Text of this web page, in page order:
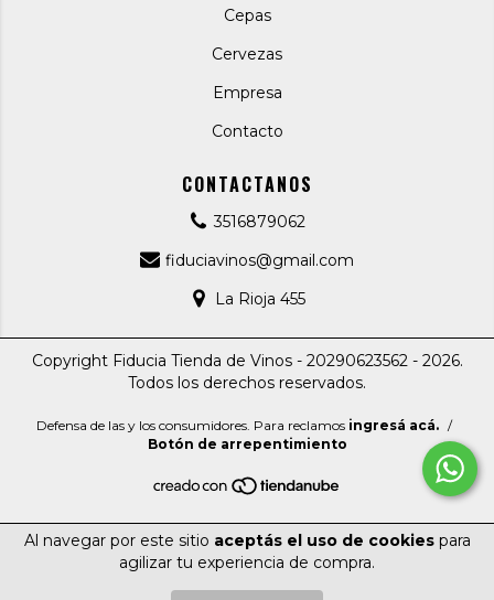
Al navegar por este sitio aceptás el uso de cookiespara
agilizar tu experiencia de compra.
Cepas
Cervezas
Empresa
Contacto
CONTACTANOS
3516879062
fiduciavinos@gmail.com
La Rioja 455
Copyright Fiducia Tienda de Vinos - 20290623562 - 2026.
Todos los derechos reservados.
Defensa de las y los consumidores. Para reclamos ingresá acá. /
Botón de arrepentimiento